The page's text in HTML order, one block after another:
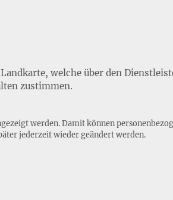
welche über den
zustimmen.
werden. Damit können
jederzeit wieder geändert werden.